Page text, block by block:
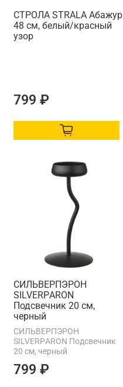
СТРОЛА STRАLA Абажур
48 см, белый/красный
узор
799 ₽
СИЛЬВЕРПЭРОН
SILVERPАRON
Подсвечник 20 см,
черный
СИЛЬВЕРПЭРОН
SILVERPАRON Подсвечник
20 см, черный
799 ₽